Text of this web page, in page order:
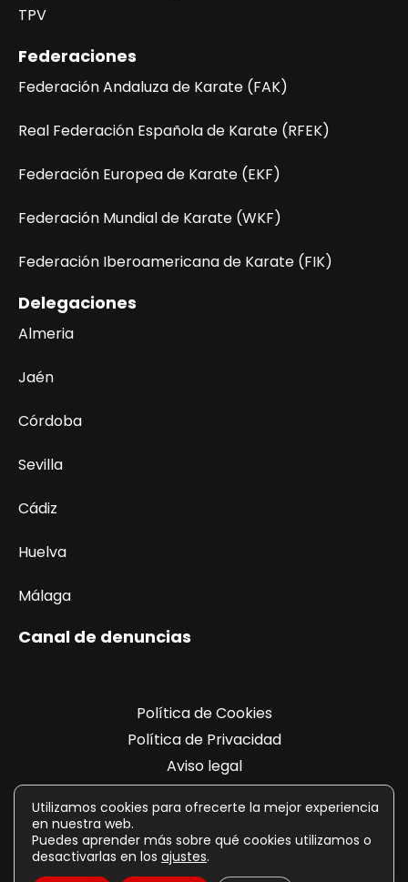
TPV
Federaciones
Federación Andaluza de Karate (FAK)
Real Federación Española de Karate (RFEK)
Federación Europea de Karate (EKF)
Federación Mundial de Karate (WKF)
Federación Iberoamericana de Karate (FIK)
Delegaciones
Almeria
Jaén
Córdoba
Sevilla
Cádiz
Huelva
Málaga
Canal de denuncias
Política de Cookies
Política de Privacidad
Aviso legal
Registro de actividades
Utilizamos cookies para ofrecerte la mejor experiencia
en nuestra web.
Puedes aprender más sobre qué cookies utilizamos o
desactivarlas en los ajustes.